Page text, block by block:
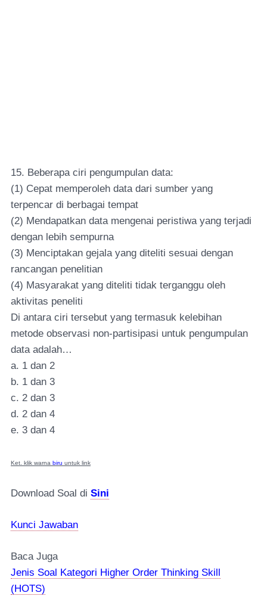
15. Beberapa ciri pengumpulan data:
(1) Cepat memperoleh data dari sumber yang
terpencar di berbagai tempat
(2) Mendapatkan data mengenai peristiwa yang terjadi
dengan lebih sempurna
(3) Menciptakan gejala yang diteliti sesuai dengan
rancangan penelitian
(4) Masyarakat yang diteliti tidak terganggu oleh
aktivitas peneliti
Di antara ciri tersebut yang termasuk kelebihan
metode observasi non-partisipasi untuk pengumpulan
data adalah…
a. 1 dan 2
b. 1 dan 3
c. 2 dan 3
d. 2 dan 4
e. 3 dan 4
Ket. klik warna biru untuk link
Download Soal di Sini
Kunci Jawaban
Baca Juga
Jenis Soal Kategori Higher Order Thinking Skill
(HOTS)